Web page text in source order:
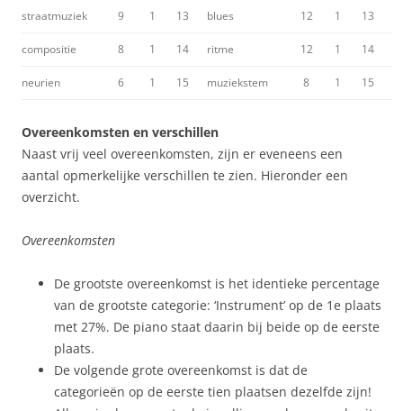
straatmuziek 9 1 13 blues 12 1 13
compositie 8 1 14 ritme 12 1 14
neurien 6 1 15 muziekstem 8 1 15
Overeenkomsten en verschillen
Naast vrij veel overeenkomsten, zijn er eveneens een
aantal opmerkelijke verschillen te zien. Hieronder een
overzicht.
Overeenkomsten
De grootste overeenkomst is het identieke percentage
van de grootste categorie: ‘Instrument’ op de 1e plaats
met 27%. De piano staat daarin bij beide op de eerste
plaats.
De volgende grote overeenkomst is dat de
categorieën op de eerste tien plaatsen dezelfde zijn!